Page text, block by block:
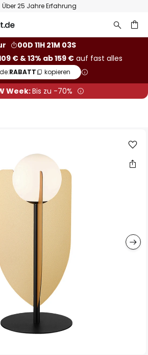
Über 25 Jahre Erfahrung
00D 11H 21M 03S
€ & 13% ab 159 €auf fast alles
RABATT kopieren
Week:Bis zu -70%